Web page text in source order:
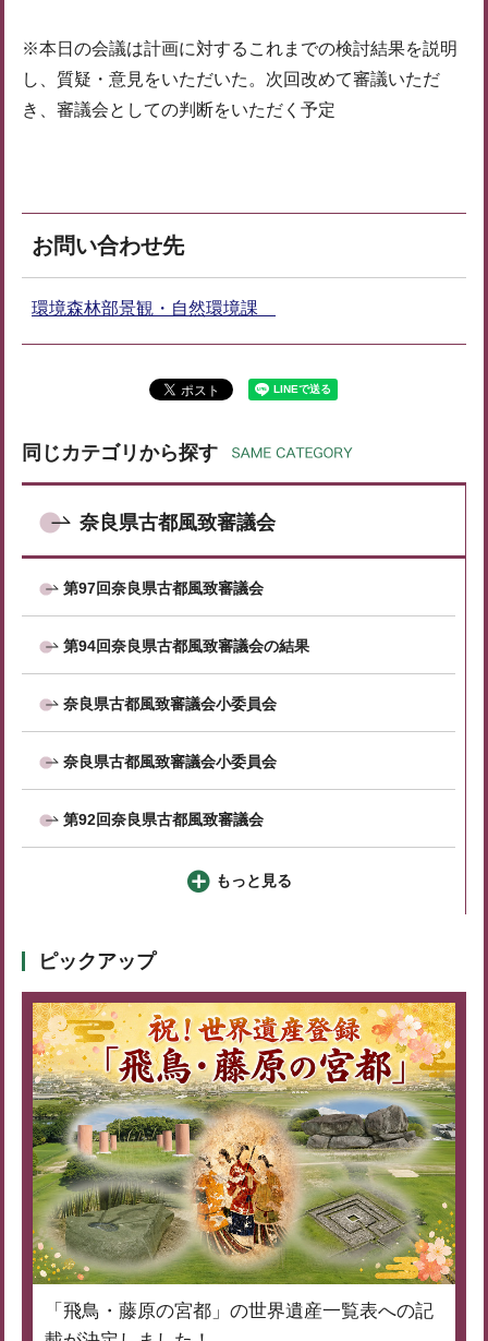
※本日の会議は計画に対するこれまでの検討結果を説明
し、質疑・意見をいただいた。次回改めて審議いただ
き、審議会としての判断をいただく予定
お問い合わせ先
環境森林部景観・自然環境課
同じカテゴリから探す
奈良県古都風致審議会
第97回奈良県古都風致審議会
第94回奈良県古都風致審議会の結果
奈良県古都風致審議会小委員会
奈良県古都風致審議会小委員会
第92回奈良県古都風致審議会
もっと見る
ピックアップ
「飛鳥・藤原の宮都」の世界遺産一覧表への記